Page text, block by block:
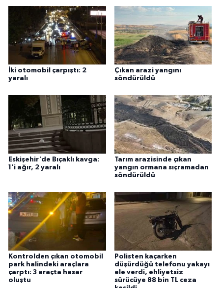
İki otomobil çarpıştı: 2
yaralı
Çıkan arazi yangını
söndürüldü
Eskişehir'de Bıçaklı kavga:
1'i ağır, 2 yaralı
Tarım arazisinde çıkan
yangın ormana sıçramadan
söndürüldü
Kontrolden çıkan otomobil
park halindeki araçlara
çarptı: 3 araçta hasar
oluştu
Polisten kaçarken
düşürdüğü telefonu yakayı
ele verdi, ehliyetsiz
sürücüye 88 bin TL ceza